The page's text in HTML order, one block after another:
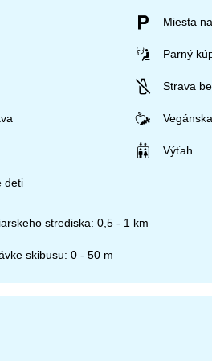
Miesta
Parný
Strava
Výťah
deti
strediska: 0,5 - 1 km
skibusu: 0 - 50 m